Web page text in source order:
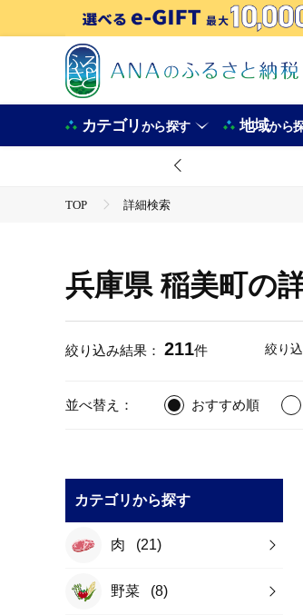
カテゴリから探す 地域から
TOP 詳細検索
兵庫県 稲美町の
絞り込み結果： 211件 絞り
並べ替え： おすすめ順
カテゴリから探す
肉 (21)
野菜 (8)